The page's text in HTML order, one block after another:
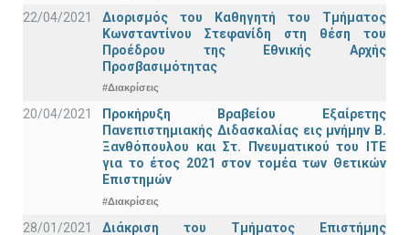
22/04/2021
Διορισμός του Καθηγητή του Τμήματος
Κωνσταντίνου Στεφανίδη στη θέση του
Προέδρου της Εθνικής Αρχής
Προσβασιμότητας
#Διακρίσεις
20/04/2021
Προκήρυξη Βραβείου Εξαίρετης
Πανεπιστημιακής Διδασκαλίας εις μνήμην Β.
Ξανθόπουλου και Στ. Πνευματικού του ΙΤΕ
για το έτος 2021 στον τομέα των Θετικών
Επιστημών
#Διακρίσεις
28/01/2021 Διάκριση του Τμήματος Επιστήμης